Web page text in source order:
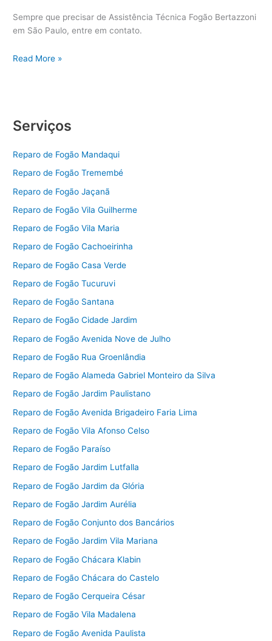
Sempre que precisar de Assistência Técnica Fogão Bertazzoni
em São Paulo, entre em contato.
Assistência
Read More »
Serviços
Reparo de Fogão Mandaqui
Reparo de Fogão Tremembé
Reparo de Fogão Jaçanã
Reparo de Fogão Vila Guilherme
Reparo de Fogão Vila Maria
Reparo de Fogão Cachoeirinha
Reparo de Fogão Casa Verde
Reparo de Fogão Tucuruvi
Reparo de Fogão Santana
Reparo de Fogão Cidade Jardim
Reparo de Fogão Avenida Nove de Julho
Reparo de Fogão Rua Groenlândia
Reparo de Fogão Alameda Gabriel Monteiro da Silva
Reparo de Fogão Jardim Paulistano
Reparo de Fogão Avenida Brigadeiro Faria Lima
Reparo de Fogão Vila Afonso Celso
Reparo de Fogão Paraíso
Reparo de Fogão Jardim Lutfalla
Reparo de Fogão Jardim da Glória
Reparo de Fogão Jardim Aurélia
Reparo de Fogão Conjunto dos Bancários
Reparo de Fogão Jardim Vila Mariana
Reparo de Fogão Chácara Klabin
Reparo de Fogão Chácara do Castelo
Reparo de Fogão Cerqueira César
Reparo de Fogão Vila Madalena
Reparo de Fogão Avenida Paulista